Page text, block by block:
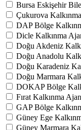
Bursa Eskişehir
Çukurova
DAP Bölge
Dicle Kalkınma
Doğu Akdeniz
Doğu Anadolu
Doğu Karadeniz
Doğu Marmara
DOKAP Bölge
Fırat Kalkınma
GAP Bölge
Güney Ege
Güney Marmara